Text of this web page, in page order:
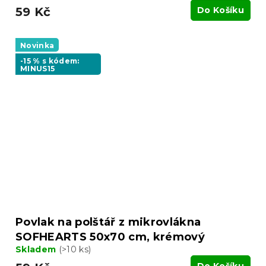
59 Kč Do Košíku
Novinka
-15 % s kódem:
MINUS15
Povlak na polštář z mikrovlákna
SOFHEARTS 50x70 cm, krémový
Skladem (>10 ks)